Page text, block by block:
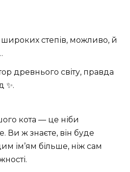
степів, можливо, й
древнього світу, правда
✨.
кота — це ніби
Ви ж знаєте, він буде
ім’ям більше, ніж сам